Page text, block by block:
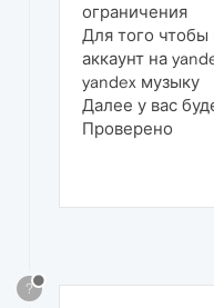
ограничения
Для того чтобы
аккаунт на
yandex музыку
Далее у вас
Проверено
?